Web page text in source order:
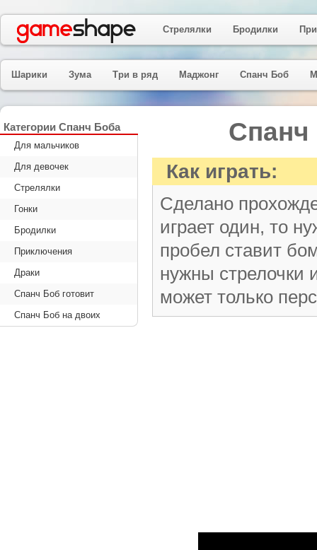
Как играть:
Сделано
играет один, то
пробел ставит
нужны стрелочки
может только
Категории Спанч Боба
Для мальчиков
Для девочек
Стрелялки
Гонки
Бродилки
Приключения
Драки
Спанч Боб готовит
Спанч Боб на двоих
Стрелялки Бродилки
Шарики Зума Три в ряд Маджонг Спанч Боб